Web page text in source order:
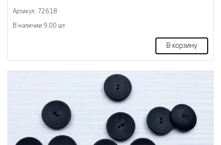
Артикул: 72618
В наличии 9.00 шт
В корзину